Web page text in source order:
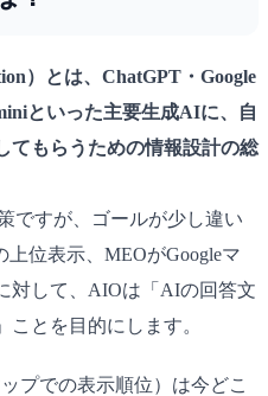
）とは、ChatGPT・Google
といった主要生成AIに、自
てもらうための情報設計の総
ですが、ゴールが少し違い
上位表示、MEOがGoogleマ
対して、AIOは「AIの回答文
とを目的にします。
プでの表示順位）は今どこ